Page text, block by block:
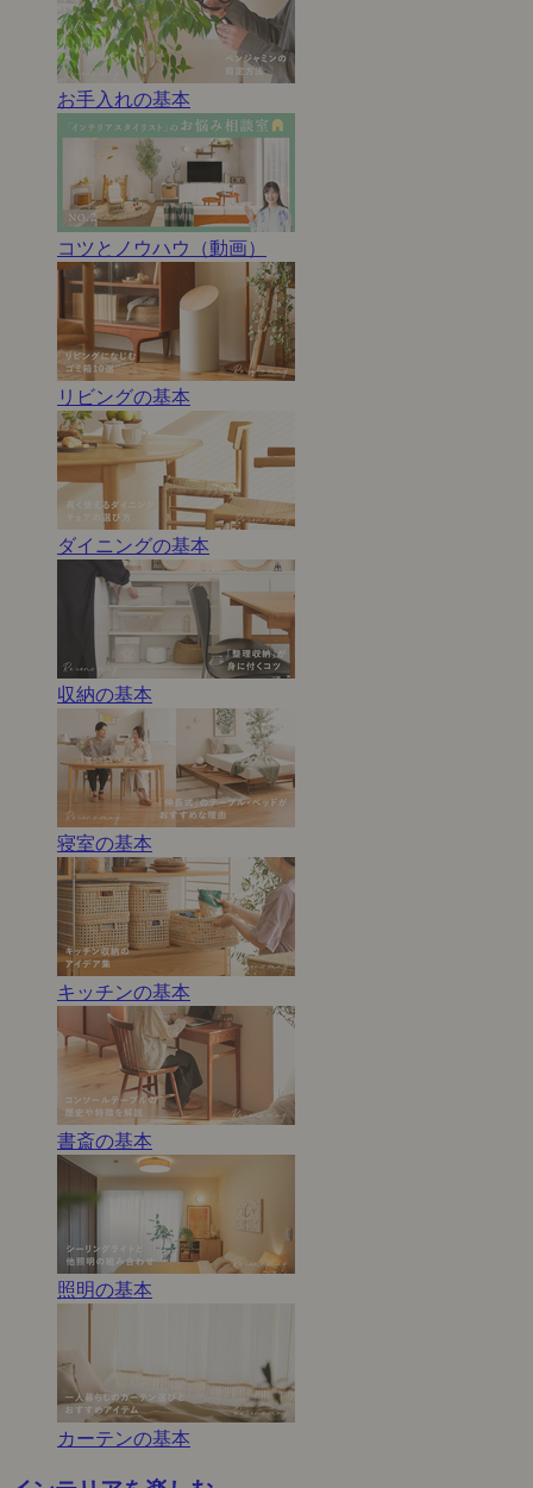
お手入れの基本
コツとノウハウ（動画）
リビングの基本
ダイニングの基本
収納の基本
寝室の基本
キッチンの基本
書斎の基本
照明の基本
カーテンの基本